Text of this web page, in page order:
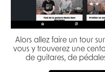
Alors allez faire un tour
vous y trouverez une
de guitares, de